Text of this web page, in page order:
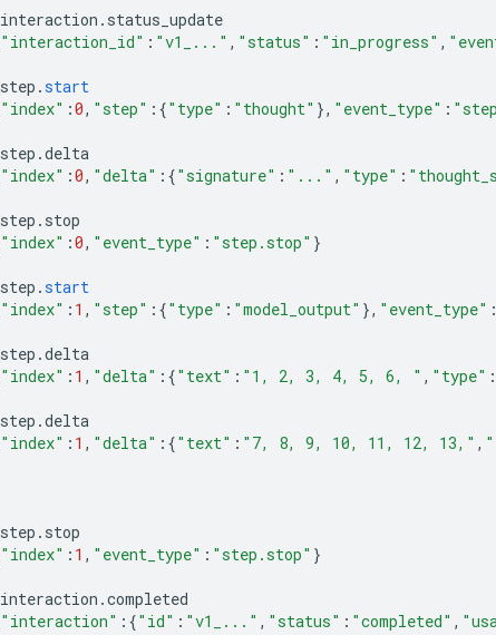
interaction . status_update
"interaction_id" : "v1_..." , "status" : "in_progress" ,
step .start
"index" :0, "step" :{"type" : "thought" }, "event_type" :
step .delta
"index" :0, "delta" :{"signature" : "..." , "type" :
step . stop
"index" :0, "event_type" : "step.stop" }
step .start
"index" : 1 , "step" :{"type" : "model_output" }, "event_type" :
step .delta
"index" : 1 , "delta" :{"text" : "1, 2, 3, 4, 5, 6, " , "type" :
step .delta
"index" : 1 , "delta" :{"text" : "7, 8, 9, 10, 11, 12, 13," ,
step . stop
"index" : 1 , "event_type" : "step.stop" }
interaction .completed
"interaction" :{"id" : "v1_..." , "status" : "completed" ,